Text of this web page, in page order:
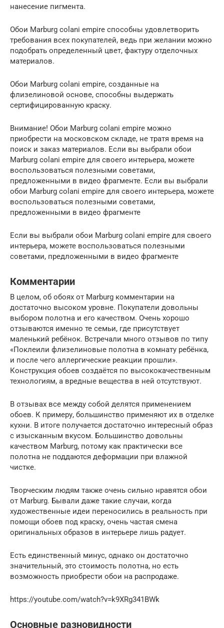
нанесение пигмента.
Обои Marburg colani empire способны удовлетворить
требования всех покупателей, ведь при желании можно
подобрать определенный цвет, фактуру отделочных
материалов.
Обои Marburg colani empire, созданные на
флизелиновой основе, способны выдержать
сертифицированную краску.
Внимание! Обои Marburg colani empire можно
приобрести на московском складе, не тратя время на
поиск и заказ материалов. Если вы выбрали обои
Marburg colani empire для своего интерьера, можете
воспользоваться полезными советами,
предложенными в видео фрагменте. Если вы выбрали
обои Marburg colani empire для своего интерьера, можете
воспользоваться полезными советами,
предложенными в видео фрагменте
Если вы выбрали обои Marburg colani empire для своего
интерьера, можете воспользоваться полезными
советами, предложенными в видео фрагменте
Комментарии
В целом, об обоях от Marburg комментарии на
достаточно высоком уровне. Покупатели довольны
выбором полотна и его качеством. Очень хорошо
отзываются именно те семьи, где присутствует
маленький ребёнок. Встречали много отзывов по типу
«Поклеили флизелиновые полотна в комнату ребёнка,
и после чего аллергические реакции прошли».
Конструкция обоев создаётся по высококачественным
технологиям, а вредные вещества в ней отсутствуют.
В отзывах все между собой делятся применением
обоев. К примеру, большинство применяют их в отделке
кухни. В итоге получается достаточно интересный образ
с изысканным вкусом. Большинство довольны
качеством Marburg, потому как практически все
полотна не поддаются деформации при влажной
чистке.
Творческим людям также очень сильно нравятся обои
от Marburg. Бывали даже такие случаи, когда
художественные идеи переносились в реальность при
помощи обоев под краску, очень частая смена
оригинальных образов в интерьере лишь радует.
Есть единственный минус, однако он достаточно
значительный, это стоимость полотна, но есть
возможность приобрести обои на распродаже.
https://youtube.com/watch?v=k9XRg341BWk
Основные разновидности